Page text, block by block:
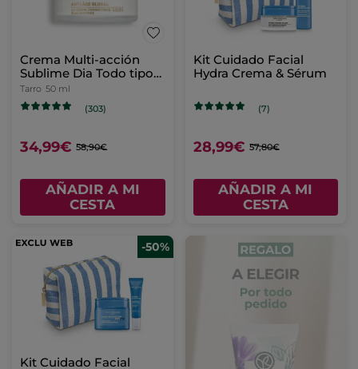
Crema Multi-acción
Sublime Dia Todo tipo
de Pieles
Tarro 50 ml
(303)
34,99€ 58,90€
AÑADIR A MI
CESTA
Kit Cuidado Facial
Hydra Crema & Sérum
(7)
28,99€ 57,80€
AÑADIR A MI
CESTA
-50%
Kit Cuidado Facial